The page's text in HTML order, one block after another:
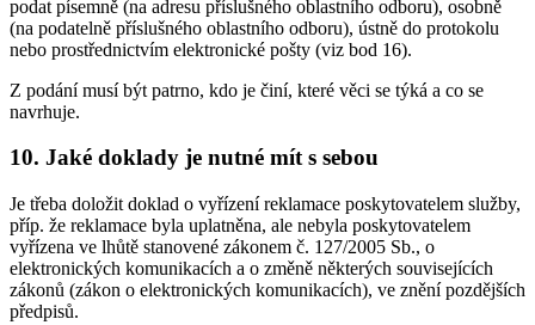
podat písemně (na adresu příslušného oblastního odboru), osobně
(na podatelně příslušného oblastního odboru), ústně do protokolu
nebo prostřednictvím elektronické pošty (viz bod 16).
Z podání musí být patrno, kdo je činí, které věci se týká a co se
navrhuje.
10. Jaké doklady je nutné mít s sebou
Je třeba doložit doklad o vyřízení reklamace poskytovatelem služby,
příp. že reklamace byla uplatněna, ale nebyla poskytovatelem
vyřízena ve lhůtě stanovené zákonem č. 127/2005 Sb., o
elektronických komunikacích a o změně některých souvisejících
zákonů (zákon o elektronických komunikacích), ve znění pozdějších
předpisů.